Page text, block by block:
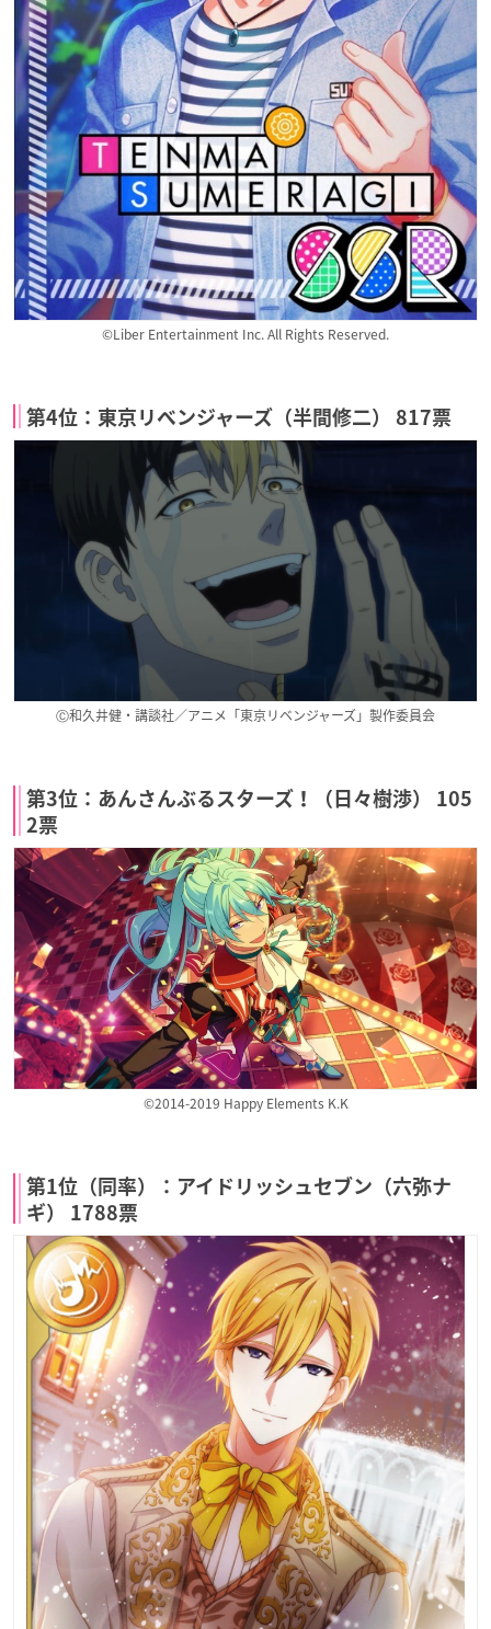
©Liber Entertainment Inc. All Rights Reserved.
第4位：東京リベンジャーズ（半間修二） 817票
Ⓒ和久井健・講談社／アニメ「東京リベンジャーズ」製作委員会
第3位：あんさんぶるスターズ！（日々樹渉） 105
2票
©2014-2019 Happy Elements K.K
第1位（同率）：アイドリッシュセブン（六弥ナ
ギ） 1788票